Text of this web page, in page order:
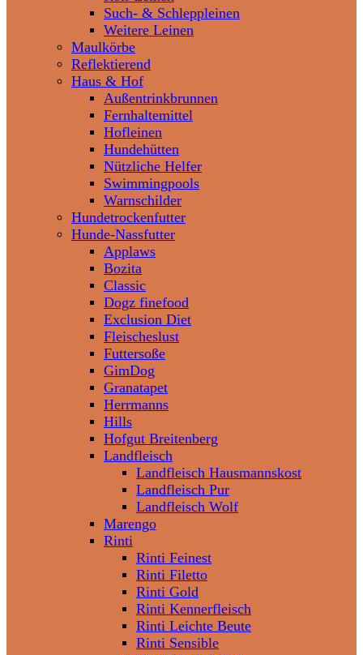
Such- & Schleppleinen
Weitere Leinen
Maulkörbe
Reflektierend
Haus & Hof
Außentrinkbrunnen
Fernhaltemittel
Hofleinen
Hundehütten
Nützliche Helfer
Swimmingpools
Warnschilder
Hundetrockenfutter
Hunde-Nassfutter
Applaws
Bozita
Classic
Dogz finefood
Exclusion Diet
Fleischeslust
Futtersoße
GimDog
Granatapet
Herrmanns
Hills
Hofgut Breitenberg
Landfleisch
Landfleisch Hausmannskost
Landfleisch Pur
Landfleisch Wolf
Marengo
Rinti
Rinti Feinest
Rinti Filetto
Rinti Gold
Rinti Kennerfleisch
Rinti Leichte Beute
Rinti Sensible